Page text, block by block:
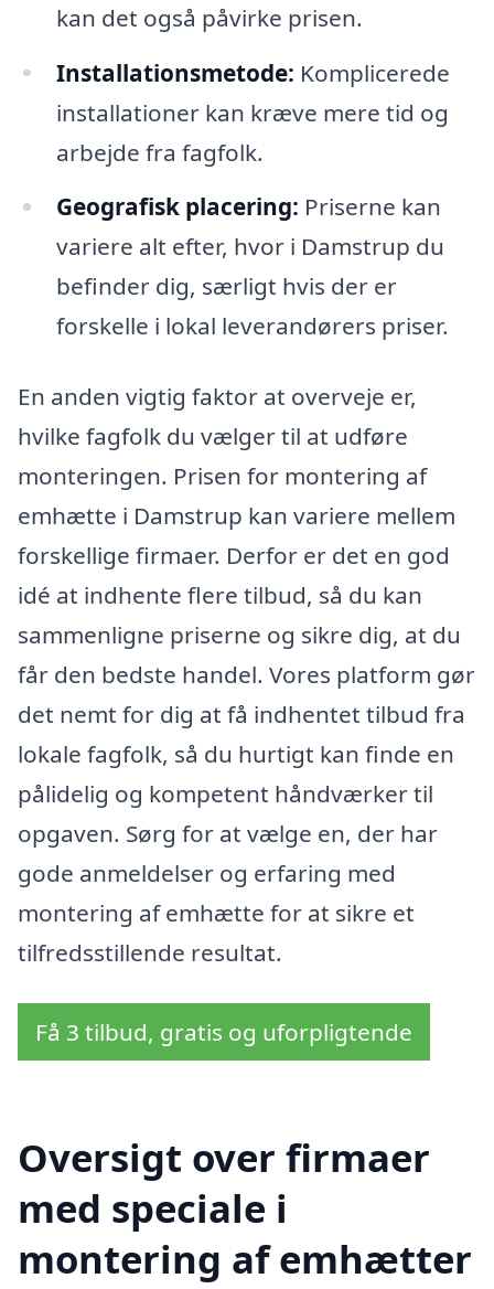
kan det også påvirke prisen.
Installationsmetode: Komplicerede
installationer kan kræve mere tid og
arbejde fra fagfolk.
Geografisk placering: Priserne kan
variere alt efter, hvor i Damstrup du
befinder dig, særligt hvis der er
forskelle i lokal leverandørers priser.
En anden vigtig faktor at overveje er,
hvilke fagfolk du vælger til at udføre
monteringen. Prisen for montering af
emhætte i Damstrup kan variere mellem
forskellige firmaer. Derfor er det en god
idé at indhente flere tilbud, så du kan
sammenligne priserne og sikre dig, at du
får den bedste handel. Vores platform gør
det nemt for dig at få indhentet tilbud fra
lokale fagfolk, så du hurtigt kan finde en
pålidelig og kompetent håndværker til
opgaven. Sørg for at vælge en, der har
gode anmeldelser og erfaring med
montering af emhætte for at sikre et
tilfredsstillende resultat.
Få 3 tilbud, gratis og uforpligtende
Oversigt over firmaer
med speciale i
montering af emhætter